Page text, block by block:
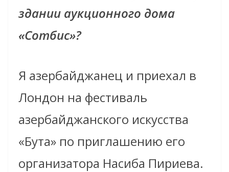
здании аукционного дома
«Сотбис»?
Я азербайджанец и приехал в
Лондон на фестиваль
азербайджанского искусства
«Бута» по приглашению его
организатора Насиба Пириева.